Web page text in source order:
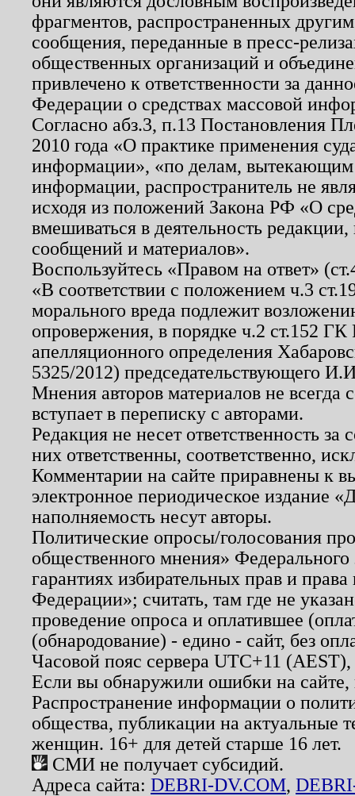
фрагментов, распространенных
сообщения, переданные в пресс-
общественных организаций и
привлечено к ответственности за
Федерации о средствах массовой
Согласно абз.3, п.13 Постановления
2010 года «О практике применения
информации», «по делам, вытекающим
информации, распространитель не
исходя из положений Закона РФ «О
вмешиваться в деятельность
сообщений и материалов».
Воспользуйтесь «Правом на ответ»
«В соответствии с положением ч.3
морального вреда подлежит
опровержения, в порядке ч.2 ст.152
апелляционного определения
5325/2012) председательствующего
Мнения авторов материалов не
вступает в переписку с авторами.
Редакция не несет ответственность
них ответственны, соответственно,
Комментарии на сайте приравнены к
электронное периодическое издание
наполняемость несут авторы.
Политические опросы/голосования
общественного мнения»
гарантиях избирательных прав и
Федерации»; считать, там где не
проведение опроса и оплатившее
(обнародование) - едино - сайт, без
Часовой пояс сервера UTC+11
Если вы обнаружили ошибки на
Распространение информации о
общества, публикации на актуальные
женщин. 16+ для детей старше 16 лет.
СМИ не получает субсидий.
Адреса сайта: DEBRI-DV.COM,